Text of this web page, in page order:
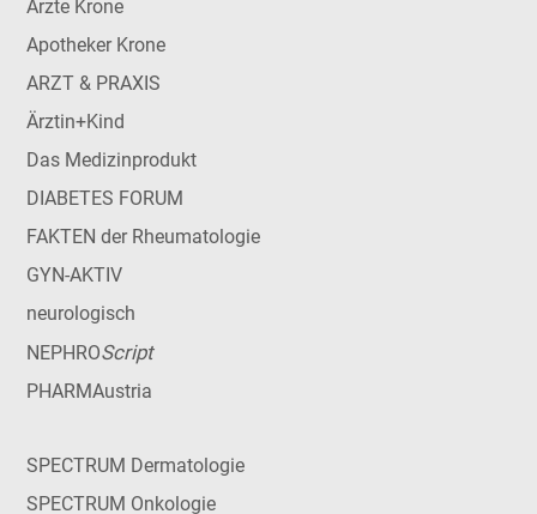
Ärzte Krone
Apotheker Krone
ARZT & PRAXIS
Ärztin+Kind
Das Medizinprodukt
DIABETES FORUM
FAKTEN der Rheumatologie
GYN-AKTIV
neurologisch
NEPHROScript
PHARMAustria
SPECTRUM Dermatologie
SPECTRUM Onkologie